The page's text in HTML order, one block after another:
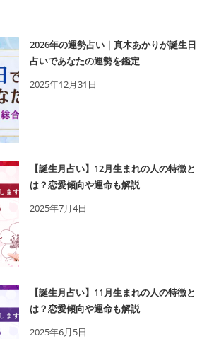
2026年の運勢占い｜真木あかりが誕生日
占いであなたの運勢を鑑定
2025年12月31日
【誕生月占い】12月生まれの人の特徴と
は？恋愛傾向や運命も解説
2025年7月4日
【誕生月占い】11月生まれの人の特徴と
は？恋愛傾向や運命も解説
2025年6月5日